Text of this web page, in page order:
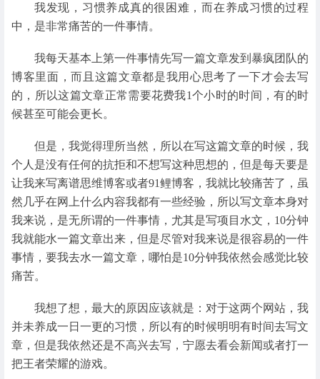
我发现，习惯养成真的很困难，而在养成习惯的过程
中，是非常痛苦的一件事情。
我每天基本上第一件事情先写一篇文章发到暴疯团队的
博客里面，而且这篇文章都是我用心思考了一下才会去写
的，所以这篇文章正常需要花费我1个小时的时间，有的时
候甚至可能会更长。
但是，我觉得理所当然，所以在写这篇文章的时候，我
个人是没有任何的抗拒和不想写这种思想的，但是每天要是
让我来写离谱思维博客或者91鲤博客，我就比较痛苦了，虽
然几乎在网上什么内容我都有一些经验，所以写文章本身对
我来说，是无所谓的一件事情，尤其是写项目水文，10分钟
我就能水一篇文章出来，但是尽管对我来说是很容易的一件
事情，要我去水一篇文章，哪怕是10分钟我依然会感觉比较
痛苦。
我想了想，最大的原因应该就是：对于这两个网站，我
并未养成一日一更的习惯，所以有的时候明明有时间去写文
章，但是我依然还是不高兴去写，宁愿去看会新闻或者打一
把王者荣耀的游戏。